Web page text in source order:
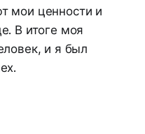
мои ценности и
В итоге моя
и я был